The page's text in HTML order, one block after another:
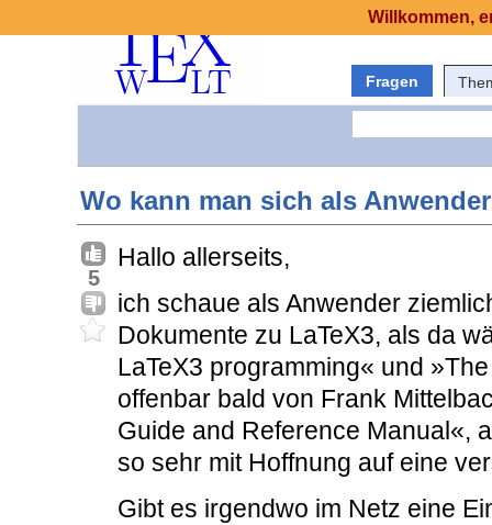
Fragen
Wo kann man sich als
5
Hallo allerseits,
ich schaue als Anwender
Dokumente zu LaTeX3, als da
LaTeX3 programming« und
offenbar bald von Frank
Guide and Reference Manual«,
so sehr mit Hoffnung auf eine
Gibt es irgendwo im Netz eine
Willkommen,